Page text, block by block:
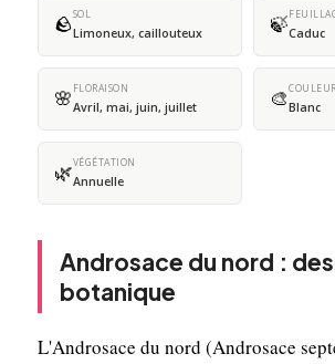
🪨SOL
Limoneux, caillouteux 🍃Caduc
🌸 FLORAISON
Avril, mai, juin, juillet 🎨COULEUR
Blanc
🌿VÉGÉTATION
Annuelle
Androsace du nord :
botanique
L'Androsace du nord (Androsace